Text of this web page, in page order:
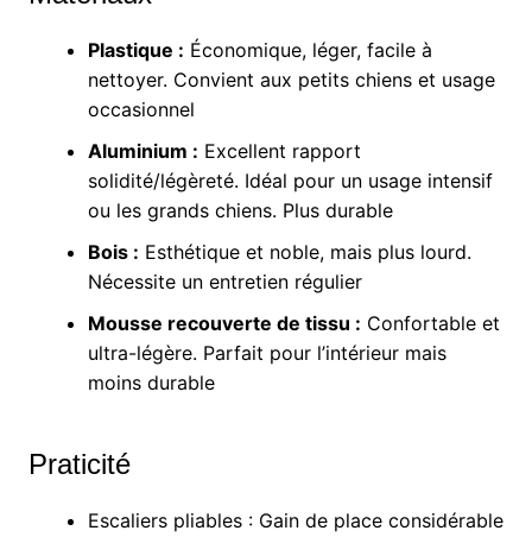
Plastique : Économique, léger, facile à
nettoyer. Convient aux petits chiens et usage
occasionnel
Aluminium : Excellent rapport
solidité/légèreté. Idéal pour un usage intensif
ou les grands chiens. Plus durable
Bois : Esthétique et noble, mais plus lourd.
Nécessite un entretien régulier
Mousse recouverte de tissu : Confortable et
ultra-légère. Parfait pour l’intérieur mais
moins durable
Praticité
Escaliers pliables : Gain de place considérable